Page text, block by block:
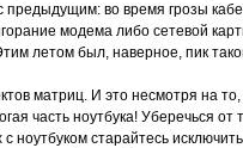
во время грозы
модема либо сетевой
летом был, наверное, пик
матриц. И это несмотря на
часть ноутбука! Уберечься
ноутбуком старайтесь